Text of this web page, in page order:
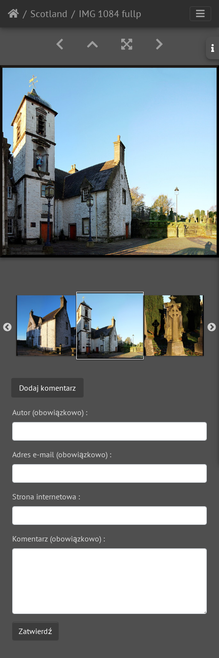
Scotland IMG 1084 fullp
Dodaj komentarz
Autor (obowiązkowo) :
Adres e-mail (obowiązkowo) :
Strona internetowa :
Komentarz (obowiązkowo) :
Zatwierdź